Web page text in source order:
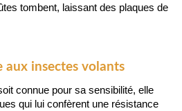
tombent, laissant des plaques de
aux insectes volants
connue pour sa sensibilité, elle
qui lui confèrent une résistance